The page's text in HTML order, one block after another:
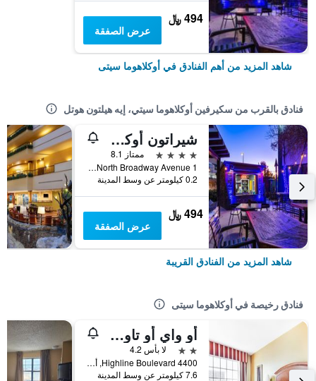
494 ﷼
عرض الصفقة
شاهد المزيد من أهم الفنادق في أوكلاهوما سيتى
فنادق بالقرب من سكيرفين أوكلاهوما سيتي، إيه هيلتون هوتل
شيراتون أوكلاهوما سيتي داونتاون هوتل
4 نجوم
ممتاز 8.1
1 North Broadway Avenue, أوكلاهوما سيتى, OK, الولايات المتحدة الأميريكية
0.2 كيلومتر عن وسط المدينة
494 ﷼
عرض الصفقة
شاهد المزيد من الفنادق القريبة
فنادق رخيصة في أوكلاهوما سيتى
أو واي أو تاون هاوس أوكلاهوما سيتي أيربورت
2 نجمتين
لا بأس 4.2
4400 Highline Boulevard, أوكلاهوما سيتى, OK, الولايات المتحدة الأميريكية
7.6 كيلومتر عن وسط المدينة